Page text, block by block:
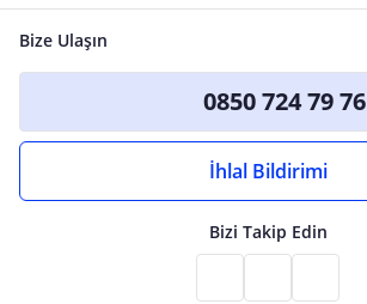
Bize Ulaşın
0850 724 79 76
İhlal Bildirimi
Bizi Takip Edin